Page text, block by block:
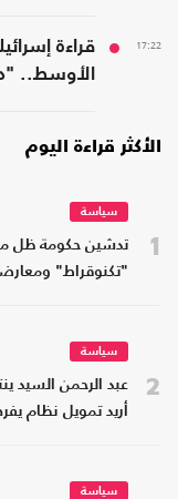
17:22
قراءة
الأوسط..
الأكثر قراءة اليوم
1
سياسة
تدشين حكومة ظل
"تكنوقراط"
2
سياسة
عبد الرحمن السيد
أريد تمويل نظام
سياسة